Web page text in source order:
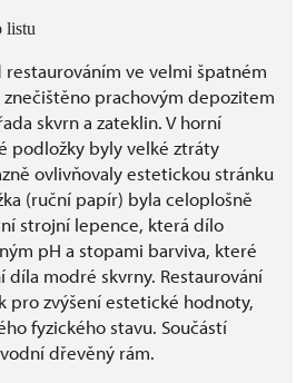
listu
ve velmi špatném
prachovým depozitem
skvrn a zateklin. V horní
podložky byly velké ztráty
ovlivňovaly estetickou stránku
(ruční papír) byla celoplošně
strojní lepence, která dílo
pH a stopami barviva, které
díla modré skvrny. Restaurování
pro zvýšení estetické hodnoty,
fyzického stavu. Součástí
dřevěný rám.